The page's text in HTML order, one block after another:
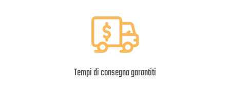
Tempi di consegna garantiti